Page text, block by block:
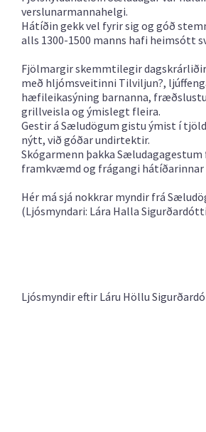
verslunarmannahelgi.
Hátíðin gekk vel fyrir sig og góð
alls 1300-1500 manns hafi heimsótt
Fjölmargir skemmtilegir
með hljómsveitinni Tilviljun?,
hæfileikasýning barnanna,
grillveisla og ýmislegt fleira.
Gestir á Sæludögum gistu ýmist í
nýtt, við góðar undirtektir.
Skógarmenn þakka
framkvæmd og frágangi hátíðarinnar
Hér má sjá nokkrar myndir frá
(Ljósmyndari: Lára Halla
Ljósmyndir eftir Láru Höllu